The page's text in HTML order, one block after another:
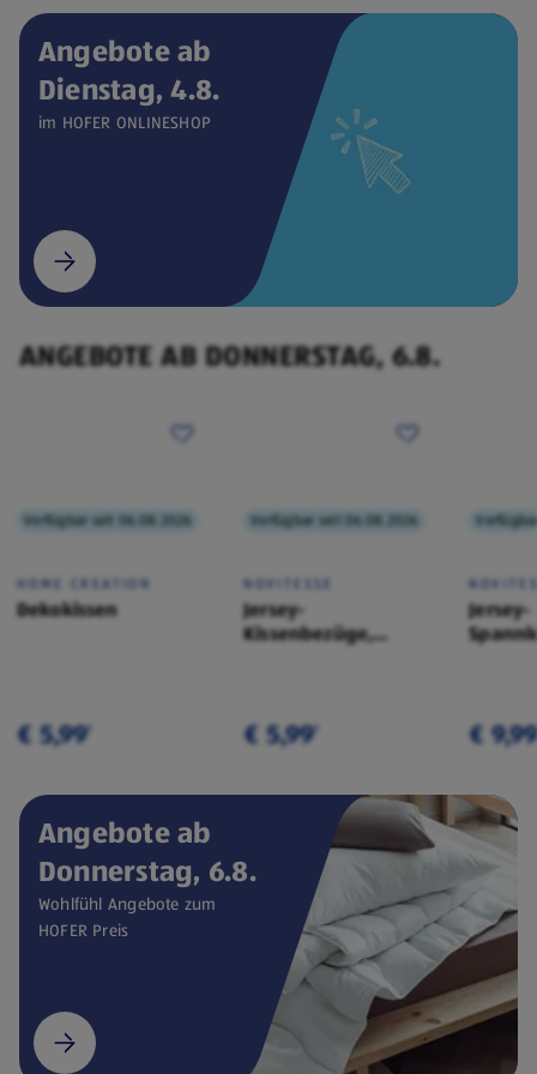
Verfügbar seit 04.08.2026
ONLINESHOP
€ 449,00
Angebote ab
Dienstag, 4.8.
im HOFER ONLINESHOP
(öffnet in einem neuen Tab)
ANGEBOTE AB DONNERSTAG, 6.8.
Verfügbar seit 06.08.2026
HOME CREATION
Dekokissen
€ 5,99¹
Verfügbar seit 06.08.2026
NOVITESSE
Jersey-
Kissenbezüge,
€ 5,99¹
Jersey-
€
Angebote ab
Donnerstag, 6.8.
Wohlfühl Angebote zum
HOFER Preis